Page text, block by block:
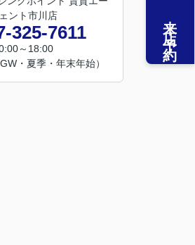
ント市川店
325-7611
～18:00
・夏季・年末年始）
来店予約